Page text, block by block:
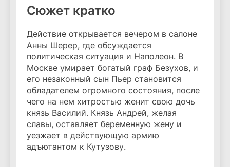
Сюжет кратко
Действие открывается вечером в салоне
Анны Шерер, где обсуждается
политическая ситуация и Наполеон. В
Москве умирает богатый граф Безухов, и
его незаконный сын Пьер становится
обладателем огромного состояния, после
чего на нем хитростью женит свою дочь
князь Василий. Князь Андрей, желая
славы, оставляет беременную жену и
уезжает в действующую армию
адъютантом к Кутузову.